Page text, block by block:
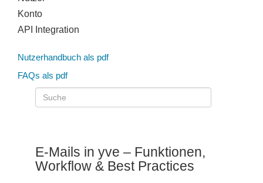
Konto
API Integration
Nutzerhandbuch als pdf
FAQs als pdf
E-Mails in yve – Funktionen,
Workflow & Best Practices